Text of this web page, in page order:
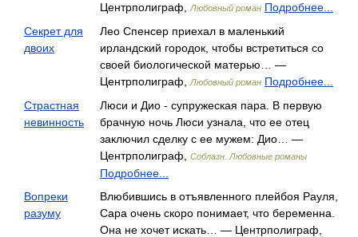
Центрполиграф,
Любовный роман Подробнее...
Секрет для
двоих
Лео Спенсер приехал в маленький
ирландский городок, чтобы встретиться со
своей биологической матерью… —
Центрполиграф,
Любовный роман Подробнее...
Страстная
невинность
Люси и Дио - супружеская пара. В первую
брачную ночь Люси узнала, что ее отец
заключил сделку с ее мужем: Дио… —
Центрполиграф,
Соблазн. Любовные романы
Подробнее...
Вопреки
разуму
Влюбившись в отъявленного плейбоя Рауля,
Сара очень скоро понимает, что беременна.
Она не хочет искать… — Центрполиграф,